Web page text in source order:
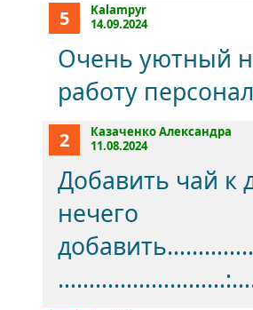
5
Kalampyr
14.09.2024
Очень уютный
работу
2
Казаченко Александра
11.08.2024
Добавить чай к
нечего